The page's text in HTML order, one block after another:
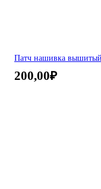
Патч нашивка
200,00₽